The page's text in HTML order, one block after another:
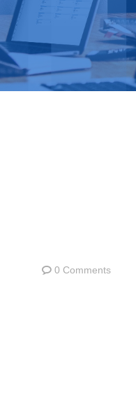
0 Comments